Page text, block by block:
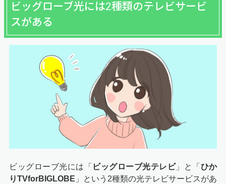
ビッグローブ光には2種類のテレビサービ
スがある
ビッグローブ光には「 ビッグローブ光テレビ」と「 ひか
りTVforBIGLOBE 」という2種類の光テレビサービスがあ